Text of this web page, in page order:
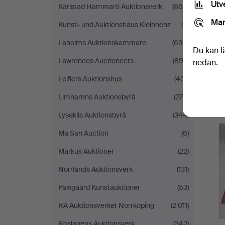
Karlstad Hammarö Auktionsverk
(865)
Kunst- und Auktionshaus Kleinhenz
(9)
Laholms Auktionskammare
(694)
Lawrences Auctioneers
(893)
Leiflers Auktionshus
(401)
Limhamns Auktionsbyrå
(276)
Lysekils Auktionsbyrå
(344)
Ma San Auction
(6)
Markus Auktioner
(22)
Norrlands Auktionsverk
(131)
Palsgaard Kunstauktioner
(53)
RA Auktionsverket Norrköping
(2 011)
Du kan
nedan.